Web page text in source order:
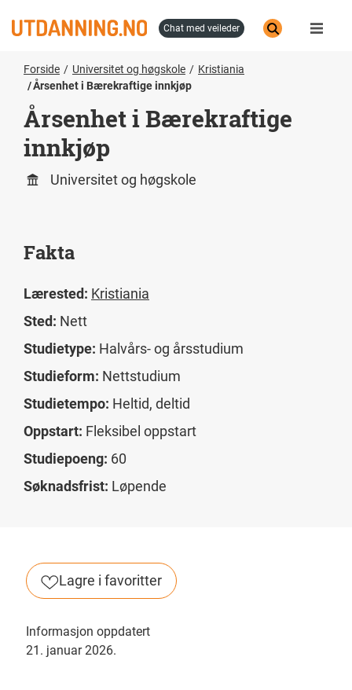
til
chat med veileder
Forside Universitet og høgskole
Kristiania
Årsenhet i Bærekraftige innkjøp
Årsenhet i Bærekraftige
innkjøp
Universitet og høgskole
Fakta
Lærested: Kristiania
Sted: Nett
Studietype: Halvårs- og årsstudium
Studieform: Nettstudium
Studietempo: Heltid, deltid
Oppstart: Fleksibel oppstart
Studiepoeng: 60
Søknadsfrist: Løpende
Lagre i favoritter
Informasjon oppdatert
21. januar 2026.